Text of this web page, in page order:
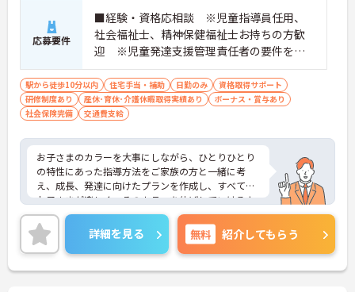
応募要件
■経験・資格応相談 ※児童指導員任用、
社会福祉士、精神保健福祉士お持ちの方歓
迎 ※児童発達支援管理責任者の要件を満
たす方（研修受講済の方）・保育・教育・
福祉業界の経験がある方・相談支援・直接
支援の経験がある方歓迎
駅から徒歩10分以内 住宅手当・補助 日勤のみ
資格取得サポート
研修制度あり
産休･育休･介護休暇取得実績あり
ボーナス・賞与あり
社会保険完備
交通費支給
お子さまのカラーを大事にしながら、ひとりひとり
の特性にあった指導方法をご家族の方と一緒に考
え、成長、発達に向けたプランを作成し、すべての
お子さまが楽しく、そのカラーを伸ばしていけるよ
うに、各専門職が一眼となり全力でサポートしてい
ます。充実したワークライフバランスのもと、将来
的にもライフイベントを乗り越えて活躍できる環境
が整っており安心して長くご就業いただけます。子
どもが好きで子どもと関わる仕事をしたい方、育児
詳細を見る 無料 紹介してもらう